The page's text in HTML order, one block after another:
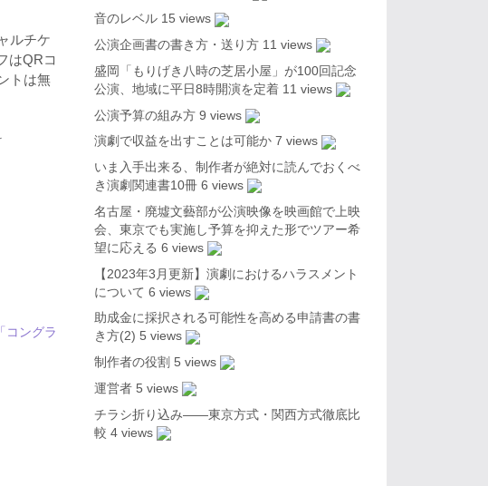
ルチケ
はQRコ
トは無
コングラ
音のレベル 15 views
公演企画書の書き方・送り方 11 views
盛岡「もりげき八時の芝居小屋」が100回記念
公演、地域に平日8時開演を定着 11 views
公演予算の組み方 9 views
演劇で収益を出すことは可能か 7 views
いま入手出来る、制作者が絶対に読んでおくべ
き演劇関連書10冊 6 views
名古屋・廃墟文藝部が公演映像を映画館で上映
会、東京でも実施し予算を抑えた形でツアー希
望に応える 6 views
【2023年3月更新】演劇におけるハラスメント
について 6 views
助成金に採択される可能性を高める申請書の書
き方(2) 5 views
制作者の役割 5 views
運営者 5 views
チラシ折り込み――東京方式・関西方式徹底比
較 4 views